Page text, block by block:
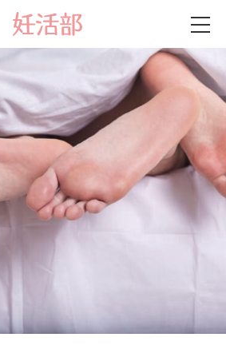
NINKATSU-BU 妊活部